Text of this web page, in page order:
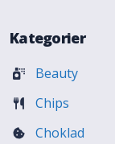
Kategorier
Beauty
Chips
Choklad